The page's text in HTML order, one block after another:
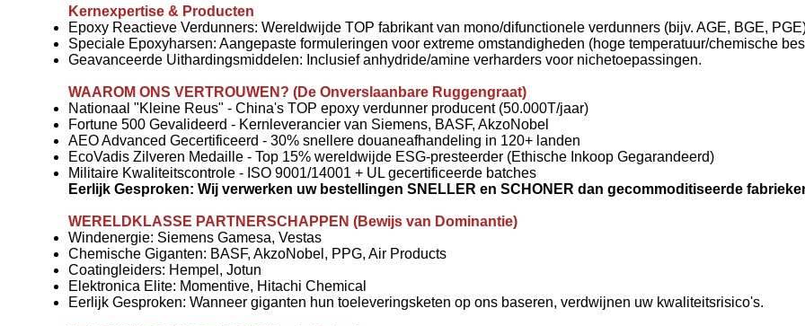
Kernexpertise & Producten
Epoxy Reactieve Verdunners: Wereldwijde TOP fabrikant van mono/difunctionele verdunners (bijv. AGE, BGE,
Speciale Epoxyharsen: Aangepaste formuleringen voor extreme omstandigheden (hoge temperatuur/chemische
Geavanceerde Uithardingsmiddelen: Inclusief anhydride/amine verharders voor nichetoepassingen.
WAAROM ONS VERTROUWEN? (De Onverslaanbare Ruggengraat)
Nationaal "Kleine Reus" - China's TOP epoxy verdunner producent (50.000T/jaar)
Fortune 500 Gevalideerd - Kernleverancier van Siemens, BASF, AkzoNobel
AEO Advanced Gecertificeerd - 30% snellere douaneafhandeling in 120+ landen
EcoVadis Zilveren Medaille - Top 15% wereldwijde ESG-presteerder (Ethische Inkoop Gegarandeerd)
Militaire Kwaliteitscontrole - ISO 9001/14001 + UL gecertificeerde batches
Eerlijk Gesproken: Wij verwerken uw bestellingen SNELLER en SCHONER dan gecommoditiseerde
WERELDKLASSE PARTNERSCHAPPEN (Bewijs van Dominantie)
Windenergie: Siemens Gamesa, Vestas
Chemische Giganten: BASF, AkzoNobel, PPG, Air Products
Coatingleiders: Hempel, Jotun
Elektronica Elite: Momentive, Hitachi Chemical
Eerlijk Gesproken: Wanneer giganten hun toeleveringsketen op ons baseren, verdwijnen uw kwaliteitsrisico's.